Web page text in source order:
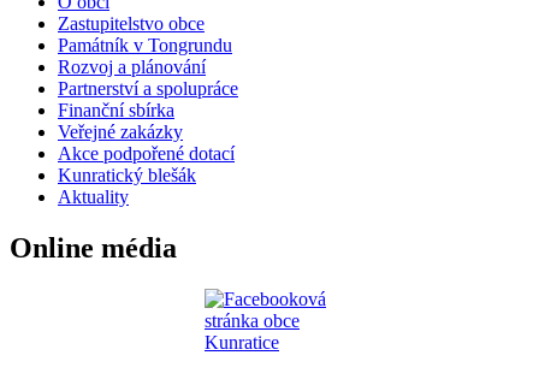
Zastupitelstvo obce
Památník v Tongrundu
Rozvoj a plánování
Partnerství a spolupráce
Finanční sbírka
Veřejné zakázky
Akce podpořené dotací
Kunratický blešák
Aktuality
Online média